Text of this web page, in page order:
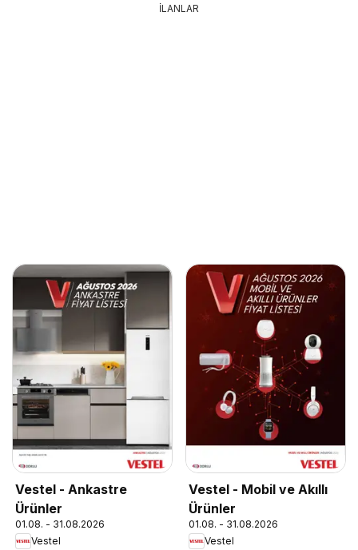
İLANLAR
Vestel - Ankastre
Ürünler
01.08. - 31.08.2026
Vestel
Vestel - Mobil ve Akıllı
Ürünler
01.08. - 31.08.2026
Vestel